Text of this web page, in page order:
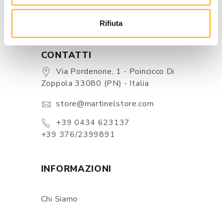
Rifiuta
CONTATTI
Via Pordenone, 1 - Poincicco Di
Zoppola 33080 (PN) - Italia
store@martinelstore.com
+39 0434 623137
+39 376/2399891
INFORMAZIONI
Chi Siamo